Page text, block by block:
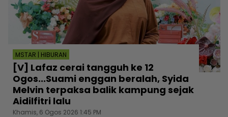
MSTAR | HIBURAN
[V] Lafaz cerai tangguh ke 12
Ogos...Suami enggan beralah, Syida
Melvin terpaksa balik kampung sejak
Aidilfitri lalu
Khamis, 6 Ogos 2026 1:45 PM